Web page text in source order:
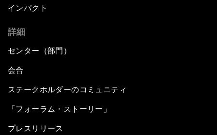
インパクト
詳細
センター（部門）
会合
ステークホルダーのコミュニティ
「フォーラム・ストーリー」
プレスリリース